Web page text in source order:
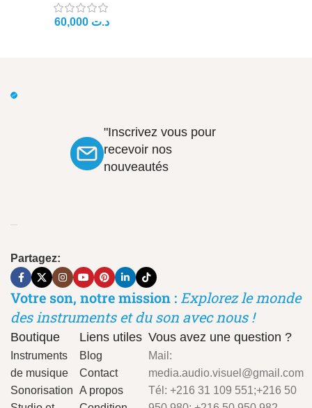
د.ت 60,000
"Inscrivez vous pour
recevoir nos
nouveautés
Partagez:
Votre son, notre mission : Explorez le monde
des instruments et du son avec nous !
Boutique
Instruments
de musique
Sonorisation
Liens utiles
Blog
Contact
A propos
Vous avez une question ?
Mail:
media.audio.visuel@gmail.com
Tél: +216 31 109 551;+216 50